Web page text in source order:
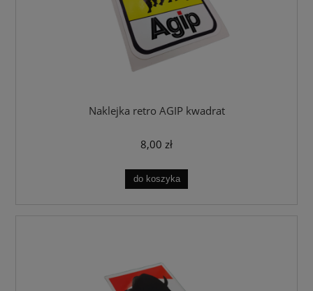
Naklejka retro AGIP kwadrat
8,00 zł
do koszyka